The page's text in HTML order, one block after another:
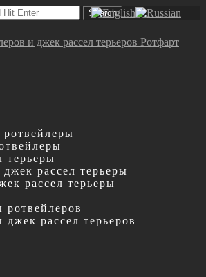
Search
терьеры
рассел терьеры
рассел терьеры
ротвейлеров
рассел терьеров